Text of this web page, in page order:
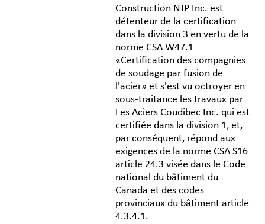
Construction NJP Inc. est
détenteur de la certification
dans la division 3 en vertu de la
norme CSA W47.1
«Certification des compagnies
de soudage par fusion de
l'acier» et s'est vu octroyer en
sous-traitance les travaux par
Les Aciers Coudibec Inc. qui est
certifiée dans la division 1, et,
par conséquent, répond aux
exigences de la norme CSA S16
article 24.3 visée dans le Code
national du bâtiment du
Canada et des codes
provinciaux du bâtiment article
4.3.4.1.